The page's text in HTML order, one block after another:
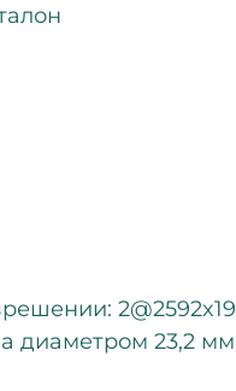
диаметром 23,2